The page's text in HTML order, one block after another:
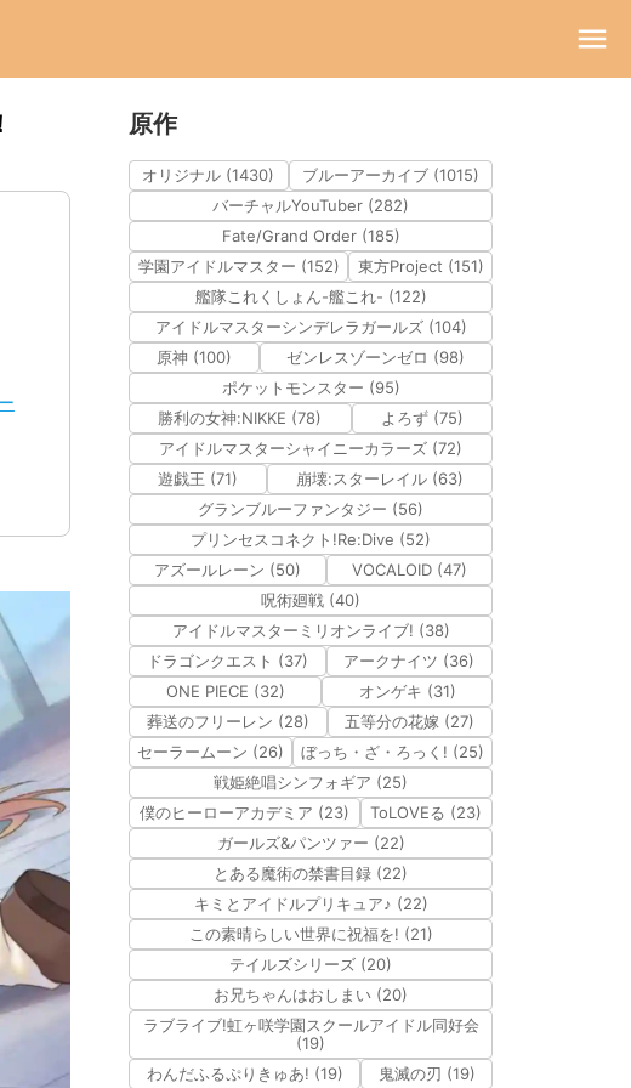
原作
オリジナル (1430)
ブルーアーカイブ (1015)
バーチャルYouTuber (282)
Fate/Grand Order (185)
学園アイドルマスター (152)
東方Project (151)
艦隊これくしょん-艦これ- (122)
アイドルマスターシンデレラガールズ (104)
原神 (100)
ゼンレスゾーンゼロ (98)
ポケットモンスター (95)
勝利の女神:NIKKE (78)
よろず (75)
アイドルマスターシャイニーカラーズ (72)
遊戯王 (71)
崩壊:スターレイル (63)
グランブルーファンタジー (56)
プリンセスコネクト!Re:Dive (52)
アズールレーン (50)
VOCALOID (47)
呪術廻戦 (40)
アイドルマスターミリオンライブ! (38)
ドラゴンクエスト (37)
アークナイツ (36)
ONE PIECE (32)
オンゲキ (31)
葬送のフリーレン (28)
五等分の花嫁 (27)
セーラームーン (26)
ぼっち・ざ・ろっく! (25)
戦姫絶唱シンフォギア (25)
僕のヒーローアカデミア (23)
ToLOVEる (23)
ガールズ&パンツァー (22)
とある魔術の禁書目録 (22)
キミとアイドルプリキュア♪ (22)
この素晴らしい世界に祝福を! (21)
テイルズシリーズ (20)
お兄ちゃんはおしまい (20)
ラブライブ!虹ヶ咲学園スクールアイドル同好会
(19)
わんだふるぷりきゅあ! (19)
鬼滅の刃 (19)